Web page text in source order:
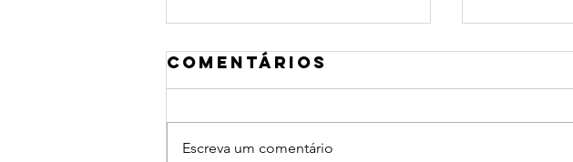
Comentários
Escreva um comentário